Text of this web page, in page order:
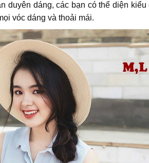
duyên dáng, các bạn có thể diện
vóc dáng và thoải mái.